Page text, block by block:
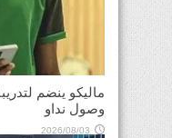
ماليكو ينضم
وصول نداو
2026/08/03